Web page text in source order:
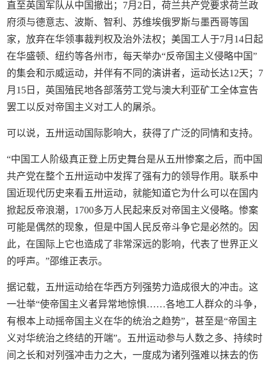
直至英国军队从中国撤出；7月2日，荷兰共产党要求荷兰政
府须与德意志、波斯、智利、苏维埃俄罗斯与墨西哥等国
家，放弃在华领事裁判权及治外法权；美国工人于7月14日起
在华盛顿、纽约等各州市，每天举办“反帝国主义侵略中国”
的集会和示威运动，并伴有不同的演讲者，运动长达12天；7
月15日，英国殖民地各部落劳工党与澳大利亚矿工全体宣告
罢工以反对帝国主义对工人的屠杀。
可以说，五卅运动国际影响大，获得了广泛的同情和支持。
“中国工人阶级真正登上历史舞台是从五卅惨案之后，而中国
共产党在整个五卅运动中发挥了强有力的领导作用。联系中
国近现代历史来看五卅运动，就能知道它为什么可以在国内
掀起反帝浪潮，1700多万人民起来反对帝国主义侵略。惨案
可能是偶然的现象，但是中国人民反帝斗争它是必然的。因
此，在国际上它也造成了非常深远的影响，代表了世界正义
的呼声。”邵维正表示。
据记载，五卅运动给在华西方列强势力造成很大的冲击。这
一壮举“使帝国主义者异常地惊惧……各地工人群众的斗争，
有根本上动摇帝国主义在华的统治之趋势”，甚至是“帝国主
义对华统治之终结的开端”。五卅运动参与人数之多、持续时
间之长和对列强冲击力之大，一度成为诸列强难以抹去的伤